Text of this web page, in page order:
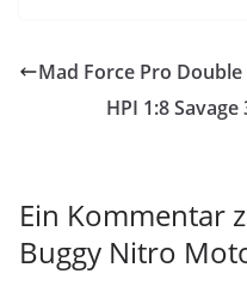
Mad Force Pro Double
HPI 1:8
Ein Kommentar
Buggy Nitro